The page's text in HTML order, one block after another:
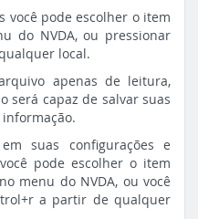
você pode escolher o item
do NVDA, ou pressionar
local.
apenas de leitura,
será capaz de salvar suas
suas configurações e
pode escolher o item
menu do NVDA, ou você
a partir de qualquer